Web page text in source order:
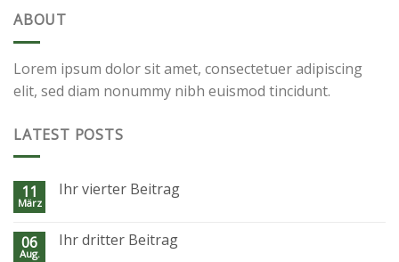
ABOUT
Lorem ipsum dolor sit amet, consectetuer adipiscing
elit, sed diam nonummy nibh euismod tincidunt.
LATEST POSTS
11
März
Ihr vierter Beitrag
06
Aug.
Ihr dritter Beitrag